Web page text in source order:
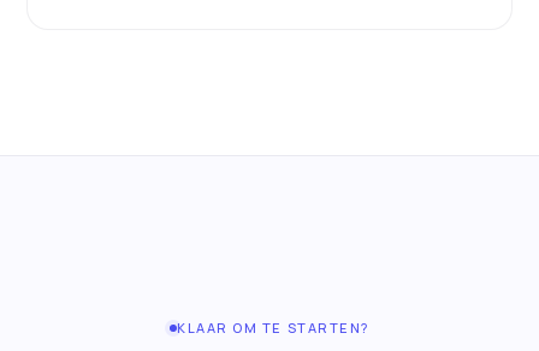
KLAAR OM TE STARTEN?